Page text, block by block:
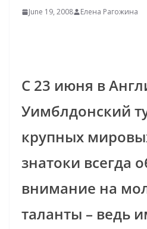
June 19, 2008 Елена Рагожина
С 23 июня в
Уимблдонский
крупных
знатоки всегда
внимание на
таланты – ведь